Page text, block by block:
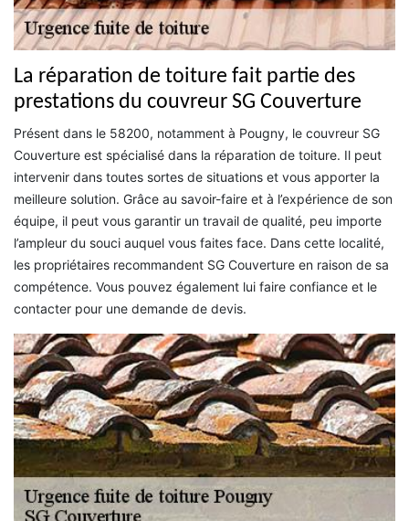
La réparation de toiture fait partie des
prestations du couvreur SG Couverture
Présent dans le 58200, notamment à Pougny, le couvreur SG
Couverture est spécialisé dans la réparation de toiture. Il peut
intervenir dans toutes sortes de situations et vous apporter la
meilleure solution. Grâce au savoir-faire et à l’expérience de son
équipe, il peut vous garantir un travail de qualité, peu importe
l’ampleur du souci auquel vous faites face. Dans cette localité,
les propriétaires recommandent SG Couverture en raison de sa
compétence. Vous pouvez également lui faire confiance et le
contacter pour une demande de devis.